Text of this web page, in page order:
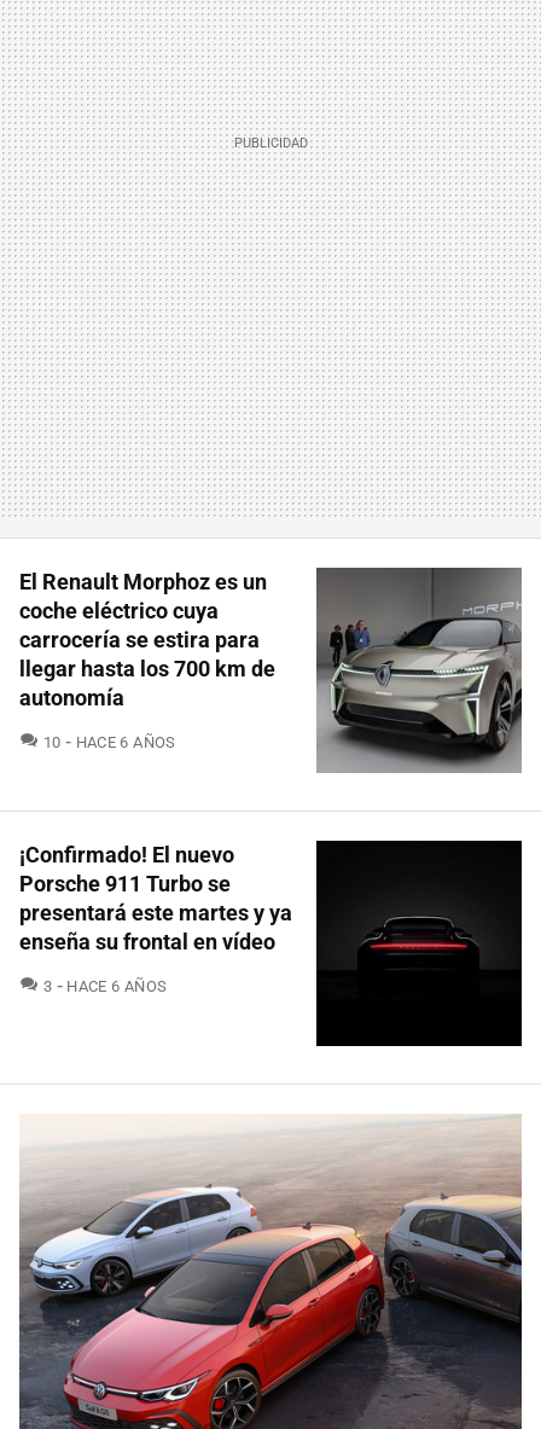
El Renault Morphoz es un
coche eléctrico cuya
carrocería se estira para
llegar hasta los 700 km de
autonomía
10 COMENTARIOS
HACE 6 AÑOS
¡Confirmado! El nuevo
Porsche 911 Turbo se
presentará este martes y ya
enseña su frontal en vídeo
3 COMENTARIOS
HACE 6 AÑOS